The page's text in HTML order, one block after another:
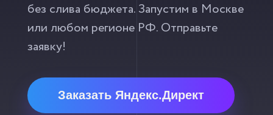
без слива бюджета. Запустим в Москве
или любом регионе РФ. Отправьте
заявку!
Заказать Яндекс.Директ